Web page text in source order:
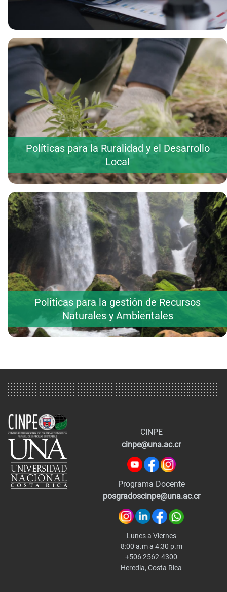
Políticas para la Ruralidad y el Desarrollo
Local
Políticas para la gestión de Recursos
Naturales y Ambientales
CINPE
cinpe@una.ac.cr
Programa Docente
posgradoscinpe@una.ac.cr
Lunes a Viernes
8:00 a.m a 4:30 p.m
+506 2562-4300
Heredia, Costa Rica